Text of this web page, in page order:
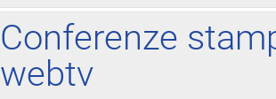
Conferenze
webtv